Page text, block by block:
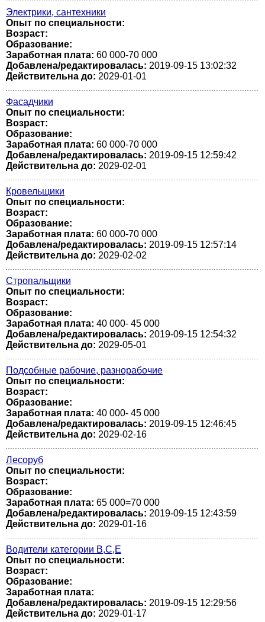
Электрики, сантехники
Опыт по специальности:
Возраст:
Образование:
Заработная плата: 60 000-70 000
Добавлена/редактировалась: 2019-09-15 13:02:32
Действительна до: 2029-01-01
Фасадчики
Опыт по специальности:
Возраст:
Образование:
Заработная плата: 60 000-70 000
Добавлена/редактировалась: 2019-09-15 12:59:42
Действительна до: 2029-02-01
Кровельщики
Опыт по специальности:
Возраст:
Образование:
Заработная плата: 60 000-70 000
Добавлена/редактировалась: 2019-09-15 12:57:14
Действительна до: 2029-02-02
Стропальщики
Опыт по специальности:
Возраст:
Образование:
Заработная плата: 40 000- 45 000
Добавлена/редактировалась: 2019-09-15 12:54:32
Действительна до: 2029-05-01
Подсобные рабочие, разнорабочие
Опыт по специальности:
Возраст:
Образование:
Заработная плата: 40 000- 45 000
Добавлена/редактировалась: 2019-09-15 12:46:45
Действительна до: 2029-02-16
Лесоруб
Опыт по специальности:
Возраст:
Образование:
Заработная плата: 65 000=70 000
Добавлена/редактировалась: 2019-09-15 12:43:59
Действительна до: 2029-01-16
Водители категории В,С,Е
Опыт по специальности:
Возраст:
Образование:
Заработная плата:
Добавлена/редактировалась: 2019-09-15 12:29:56
Действительна до: 2029-01-17